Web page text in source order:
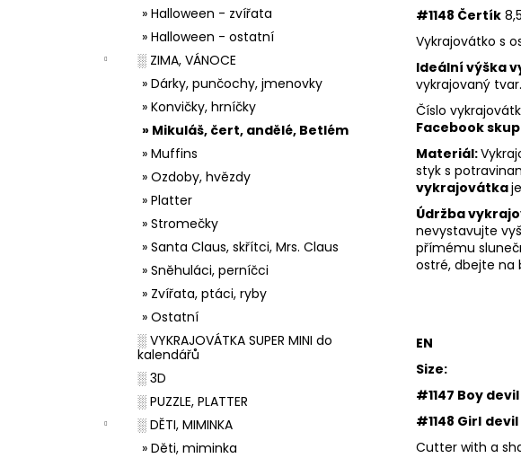
» Halloween - zvířata
» Halloween - ostatní
░ ZIMA, VÁNOCE
» Dárky, punčochy, jmenovky
» Konvičky, hrníčky
» Mikuláš, čert, andělé, Betlém
» Muffins
» Ozdoby, hvězdy
» Platter
» Stromečky
» Santa Claus, skřítci, Mrs. Claus
» Sněhuláci, perníčci
» Zvířata, ptáci, ryby
» Ostatní
░ VYKRAJOVÁTKA SUPER MINI do
kalendářů
░ 3D
░ PUZZLE, PLATTER
░ DĚTI, MIMINKA
» Děti, miminka
#1148 Čertík
Vykrajovátko s
Ideální výška
vykrajovaný tvar.
Číslo
Facebook
Materiál:
styk s
vykrajovátka
Údržba
nevystavujte
přímému
ostré, dbejte na
EN
Size:
#1147 Boy devil
#1148 Girl devil
Cutter with a